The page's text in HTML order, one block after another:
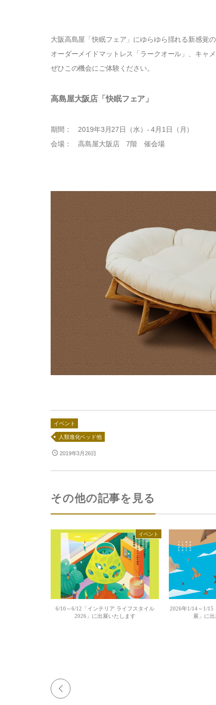
大阪高島屋「快眠フェア」にゆらゆら揺れる新感覚
オーダーメイドマットレス「ラークオール」、キャ
ぜひこの機会にご体験ください。
高島屋大阪店「快眠フェア」
期間： 2019年3月27日（水）- 4月1日（月）
会場： 高島屋大阪店 7階 催会場
イベント
人類進化ベッド他
2019年3月26日
その他の記事を見る
イベント
6/10～6/12「インテリア ライフスタイル
2026」に出展いたします
2026年1/14～1/15
展」に